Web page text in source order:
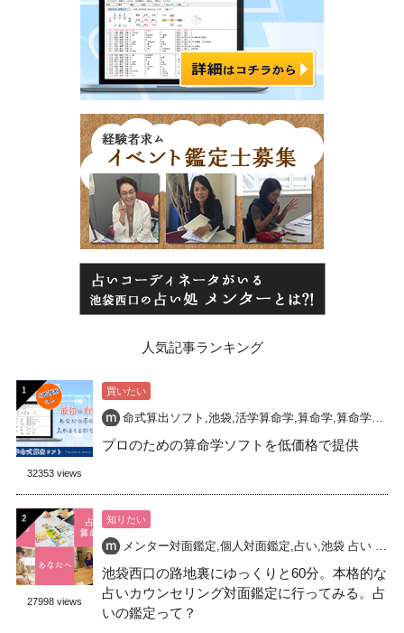
人気記事ランキング
32353 views
買いたい
命式算出ソフト 池袋, 活学算命学, 算命学, 算命学命式
プロのための算命学ソフトを低価格で提供
27998 views
知りたい
メンター対面鑑定 個人対面鑑定 占い, 池袋 占い 開運
池袋西口の路地裏にゆっくりと60分。本格的な
占いカウンセリング対面鑑定に行ってみる。占
いの鑑定って？